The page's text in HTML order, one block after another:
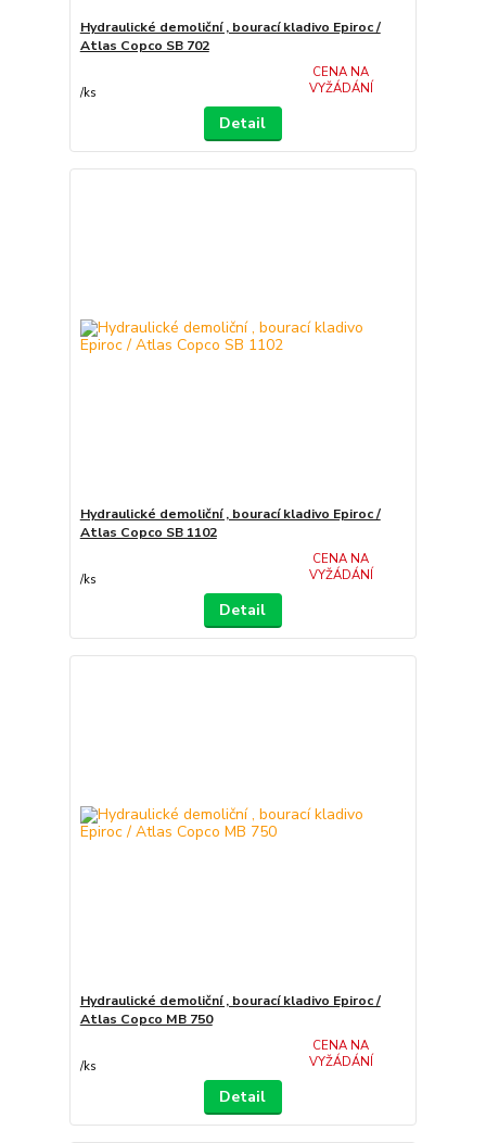
Hydraulické demoliční , bourací kladivo Epiroc /
Atlas Copco SB 702
/ks
CENA NA
VYŽÁDÁNÍ
Detail
Hydraulické demoliční , bourací kladivo Epiroc /
Atlas Copco SB 1102
/ks
CENA NA
VYŽÁDÁNÍ
Detail
Hydraulické demoliční , bourací kladivo Epiroc /
Atlas Copco MB 750
/ks
CENA NA
VYŽÁDÁNÍ
Detail